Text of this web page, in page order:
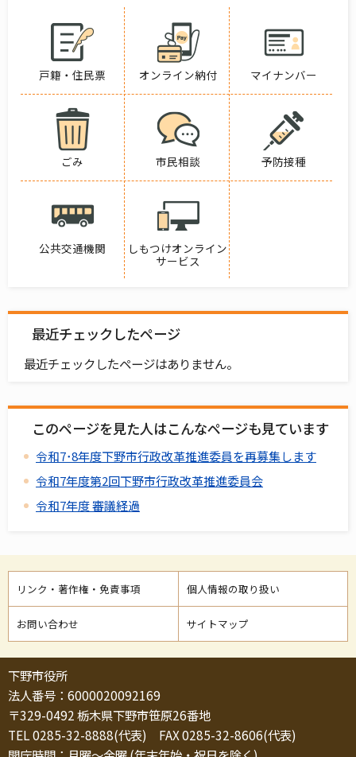
戸籍・住民票 オンライン納付 マイナンバー
ごみ 市民相談 予防接種
公共交通機関
しもつけオンライン
サービス
最近チェックしたページ
最近チェックしたページはありません。
このページを見た人はこんなページも見ています
令和7･8年度下野市行政改革推進委員を再募集します
令和7年度第2回下野市行政改革推進委員会
令和7年度 審議経過
リンク・著作権・免責事項 個人情報の取り扱い
お問い合わせ サイトマップ
下野市役所
法人番号：6000020092169
〒329-0492 栃木県下野市笹原26番地
TEL 0285-32-8888(代表) FAX 0285-32-8606(代表)